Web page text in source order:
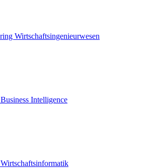
Wirtschaftsingenieurwesen
Intelligence